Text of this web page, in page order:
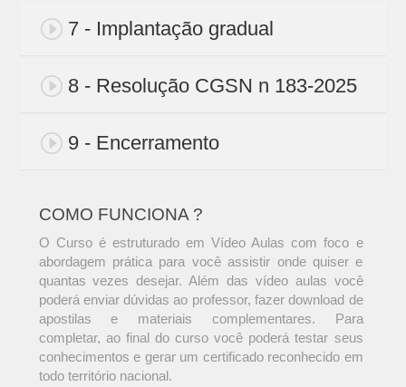
7 - Implantação gradual
8 - Resolução CGSN n 183-2025
9 - Encerramento
COMO FUNCIONA ?
O Curso é estruturado em Vídeo Aulas com foco e
abordagem prática para você assistir onde quiser e
quantas vezes desejar. Além das vídeo aulas você
poderá enviar dúvidas ao professor, fazer download de
apostilas e materiais complementares. Para
completar, ao final do curso você poderá testar seus
conhecimentos e gerar um certificado reconhecido em
todo território nacional.